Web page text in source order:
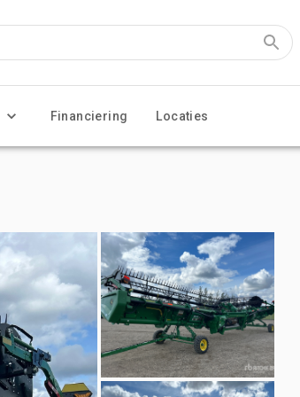
Financiering Locaties